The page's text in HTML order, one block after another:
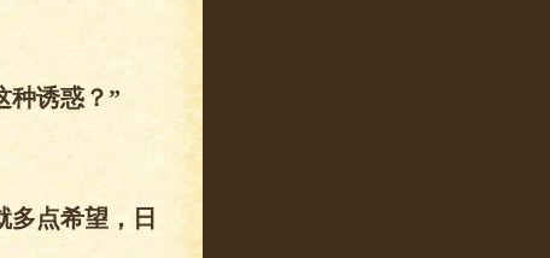
种诱惑？”
点希望，日